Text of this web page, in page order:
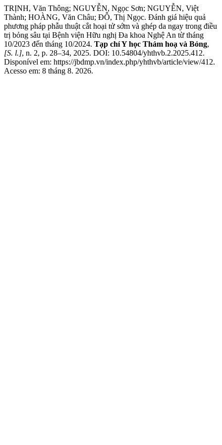
TRỊNH, Văn Thông; NGUYỄN, Ngọc Sơn; NGUYỄN, Việt
Thành; HOÀNG, Văn Châu; ĐỖ, Thị Ngọc. Đánh giá hiệu quả
phương pháp phẫu thuật cắt hoại tử sớm và ghép da ngay trong điều
trị bỏng sâu tại Bệnh viện Hữu nghị Đa khoa Nghệ An từ tháng
10/2023 đến tháng 10/2024. Tạp chí Y học Thảm hoạ và Bỏng,
[S. l.], n. 2, p. 28–34, 2025. DOI: 10.54804/yhthvb.2.2025.412.
Disponível em: https://jbdmp.vn/index.php/yhthvb/article/view/412.
Acesso em: 8 tháng 8. 2026.